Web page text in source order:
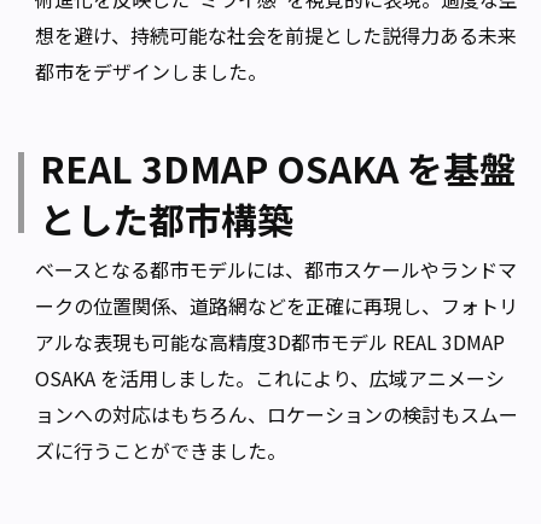
想を避け、持続可能な社会を前提とした説得力ある未来
都市をデザインしました。
REAL 3DMAP OSAKA を基盤
とした都市構築
ベースとなる都市モデルには、都市スケールやランドマ
ークの位置関係、道路網などを正確に再現し、フォトリ
アルな表現も可能な高精度3D都市モデル REAL 3DMAP
OSAKA を活用しました。これにより、広域アニメーシ
ョンへの対応はもちろん、ロケーションの検討もスムー
ズに行うことができました。